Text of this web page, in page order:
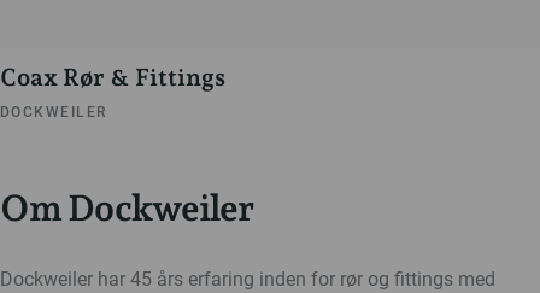
Coax Rør & Fittings
DOCKWEILER
Om Dockweiler
Dockweiler har 45 års erfaring inden for rør og fittings med